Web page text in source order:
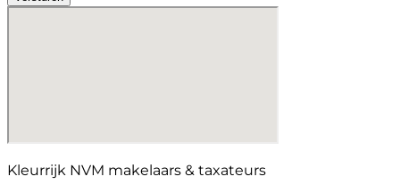
Kleurrijk NVM makelaars & taxateurs